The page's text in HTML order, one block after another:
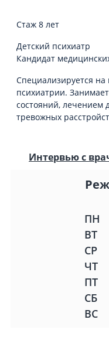
Стаж 8 лет
Детский психиатр
Кандидат
Специализируется на
психиатрии.
состояний, лечением
тревожных
Интервью с
ПН
ВТ
СР
ЧТ
ПТ
СБ
ВС